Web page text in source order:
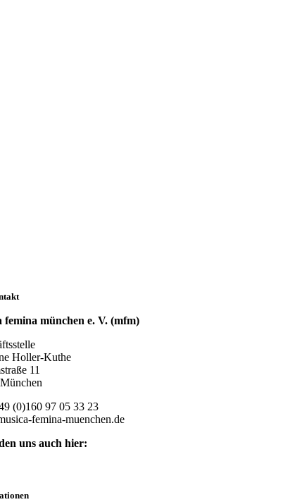
femina münchen e. V. (mfm)
Holler-Kuthe
11
(0)160 97 05 33 23
femina-muenchen.de
uns auch hier: